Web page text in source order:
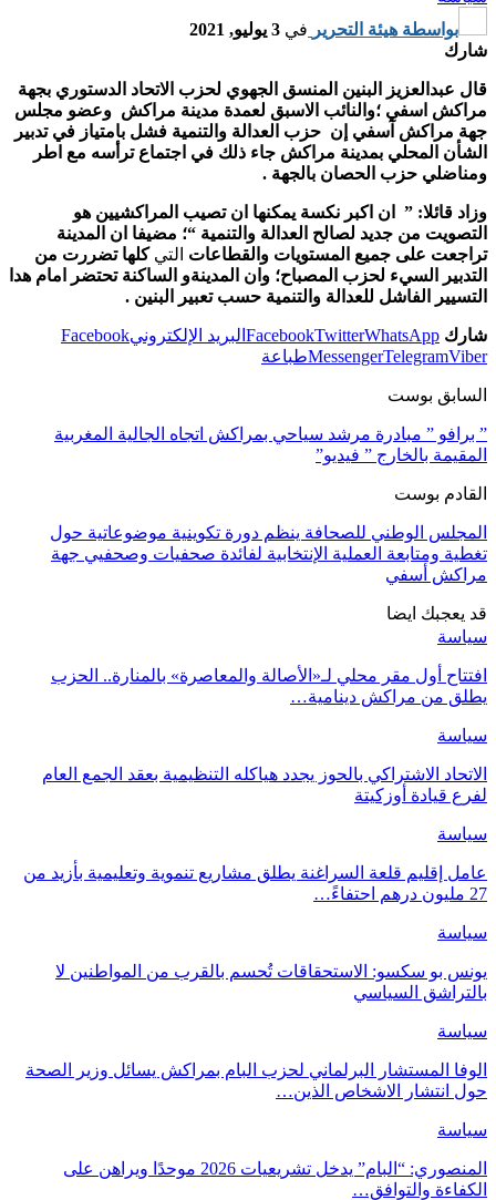
بواسطة هيئة التحرير في 3 يوليو, 2021
شارك
قال عبدالعزيز البنين المنسق الجهوي لحزب الاتحاد الدستوري بجهة
مراكش اسفي ؛والنائب الاسبق لعمدة مدينة مراكش وعضو مجلس
جهة مراكش آسفي إن حزب العدالة والتنمية فشل بامتياز في تدبير
الشأن المحلي بمدينة مراكش جاء ذلك في اجتماع ترأسه مع اطر
ومناضلي حزب الحصان بالجهة .
وزاد قائلا: ” ان اكبر نكسة يمكنها ان تصيب المراكشيين هو
التصويت من جديد لصالح العدالة والتنمية “؛ مضيفا ان المدينة
تراجعت على جميع المستويات والقطاعات التي كلها تضررت من
التدبير السيء لحزب المصباح؛ وان المدينةو الساكنة تحتضر امام هدا
التسيير الفاشل للعدالة والتنمية حسب تعبير البنين .
شارك FacebookTwitterWhatsApp البريد الإلكترونيFacebook
MessengerTelegramViber طباعة
السابق بوست
” برافو ” مبادرة مرشد سياحي بمراكش اتجاه الجالية المغربية
المقيمة بالخارج ” فيديو”
القادم بوست
المجلس الوطني للصحافة ينظم دورة تكوينية موضوعاتية حول
تغطية ومتابعة العملية الإنتخابية لفائدة صحفيات وصحفيي جهة
مراكش أسفي
قد يعجبك ايضا
سياسة
افتتاح أول مقر محلي لـ«الأصالة والمعاصرة» بالمنارة.. الحزب
يطلق من مراكش دينامية…
سياسة
الاتحاد الاشتراكي بالحوز يجدد هياكله التنظيمية بعقد الجمع العام
لفرع قيادة أوزكيتة
سياسة
عامل إقليم قلعة السراغنة يطلق مشاريع تنموية وتعليمية بأزيد من
27 مليون درهم احتفاءً…
سياسة
يونس بو سكسو: الاستحقاقات تُحسم بالقرب من المواطنين لا
بالتراشق السياسي
سياسة
الوفا المستشار البرلماني لحزب البام بمراكش يسائل وزير الصحة
حول انتشار الاشخاص الذين…
سياسة
المنصوري: “البام” يدخل تشريعيات 2026 موحدًا ويراهن على
الكفاءة والتوافق…